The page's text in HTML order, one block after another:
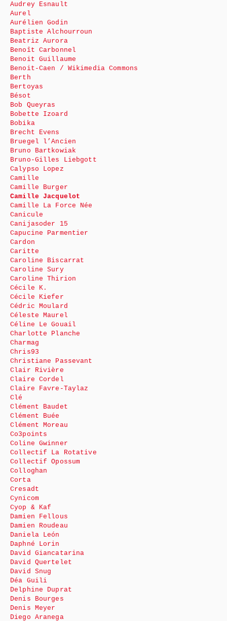
Audrey Esnault
Aurel
Aurélien Godin
Baptiste Alchourroun
Beatriz Aurora
Benoît Carbonnel
Benoit Guillaume
Benoit-Caen / Wikimedia Commons
Berth
Bertoyas
Bésot
Bob Queyras
Bobette Izoard
Bobika
Brecht Evens
Bruegel l’Ancien
Bruno Bartkowiak
Bruno-Gilles Liebgott
Calypso Lopez
Camille
Camille Burger
Camille Jacquelot
Camille La Force Née
Canicule
Canijasoder 15
Capucine Parmentier
Cardon
Caritte
Caroline Biscarrat
Caroline Sury
Caroline Thirion
Cécile K.
Cécile Kiefer
Cédric Moulard
Céleste Maurel
Céline Le Gouail
Charlotte Planche
Charmag
Chris93
Christiane Passevant
Clair Rivière
Claire Cordel
Claire Favre-Taylaz
Clé
Clément Baudet
Clément Buée
Clément Moreau
Co3points
Coline Gwinner
Collectif La Rotative
Collectif Opossum
Colloghan
Corta
Cresadt
Cynicom
Cyop & Kaf
Damien Fellous
Damien Roudeau
Daniela León
Daphné Lorin
David Giancatarina
David Quertelet
David Snug
Déa Guili
Delphine Duprat
Denis Bourges
Denis Meyer
Diego Aranega